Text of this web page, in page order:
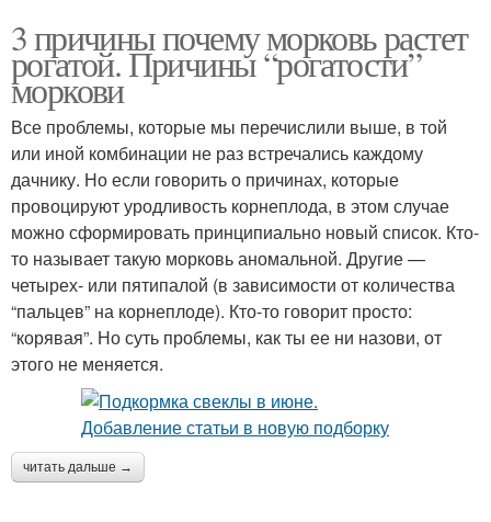
3 причины почему морковь растет
рогатой. Причины “рогатости”
моркови
Все проблемы, которые мы перечислили выше, в той
или иной комбинации не раз встречались каждому
дачнику. Но если говорить о причинах, которые
провоцируют уродливость корнеплода, в этом случае
можно сформировать принципиально новый список. Кто-
то называет такую морковь аномальной. Другие —
четырех- или пятипалой (в зависимости от количества
“пальцев” на корнеплоде). Кто-то говорит просто:
“корявая”. Но суть проблемы, как ты ее ни назови, от
этого не меняется.
читать дальше →